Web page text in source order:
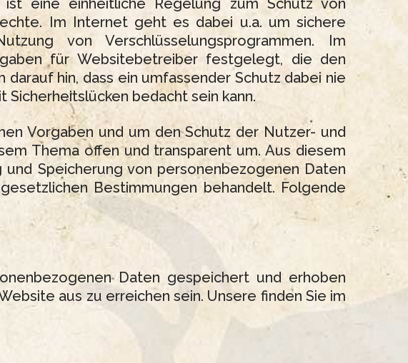
eine einheitliche Regelung zum Schutz von
Im Internet geht es dabei u.a. um sichere
von Verschlüsselungsprogrammen. Im
für Websitebetreiber festgelegt, die den
hin, dass ein umfassender Schutz dabei nie
bedacht sein kann.
Vorgaben und um den Schutz der Nutzer- und
Thema offen und transparent um. Aus diesem
Speicherung von personenbezogenen Daten
Bestimmungen behandelt. Folgende
Daten gespeichert und erhoben
aus zu erreichen sein. Unsere finden Sie im